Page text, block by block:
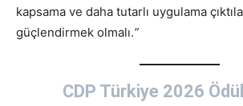
kapsama ve daha tutarlı uygulama
güçlendirmek olmalı.”
CDP Türkiye 2026